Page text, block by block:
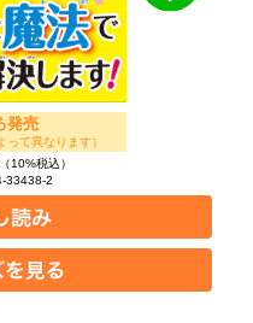
発売
って異なります）
10%税込）
33438-2